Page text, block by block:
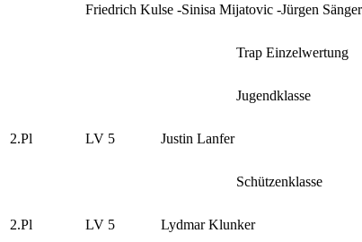
Friedrich Kulse -Sinisa Mijatovic -Jürgen Sänger
Trap Einzelwertung
Jugendklasse
2.Pl LV 5 Justin Lanfer
Schützenklasse
2.Pl LV 5 Lydmar Klunker